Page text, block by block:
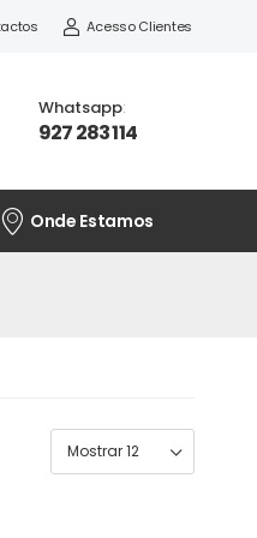
Acesso Clientes
Whatsapp:
927 283 114
Onde Estamos